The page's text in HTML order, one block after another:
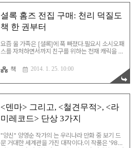
하나는 '15.7.6이라는 점. 앞의 두개도 연재 후에 다
시 올린 것 같고, 마지막 파일은 181화 연재 재개하
면서 함께 다시 올린 듯. 2. A.E.가 챕터 뒤에만 등장
하는 게 아니었음 만드라고라 편의 A.E. 중 하나는
에 발견했다. 3. 콴의 냉장고 편에 들어서 채색 미..
셜록 홈즈 전집 구매: 천리 덕질도
책 한 권부터
요즘 울 가족은 [셜록]에 푹 빠졌다.필요시 소시오패
스를 자처하면서까지 친구를 위하는 천재 캐릭을 어
린이가 더욱 푹 빠진 것 같다.덕질계의 존잘로 키우
기 위해선 기초공사가 중요하다. 그래서, 질렀다. 시
간과공간사에서 나온 이 전집을 번역한 정태원 씨는
덧. 신민식 독서노트 :: 셜록홈즈 전집, 뭘로 사지?에
이 전집을 어떤 순서로 읽어야 하는지가 설명되어있
다.현재 판본 기준으로는 1-2-5-3-6-4-7-8 순으
로 읽어야 한다(고 한다).
책 2014. 1. 25. 10:00
<덴마> 그리고, <철견무적>, <라
미레코드> 단상 3가지
"양신" 양영순 작가의 는 우리나라 만화 중 보기 드
문 거대한 세계관을 가진 대작이다.이 작품은 '98년